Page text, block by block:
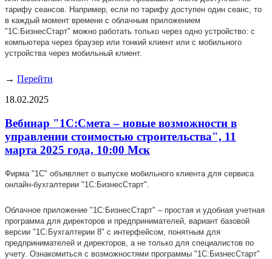
тарифу сеансов. Например, если по тарифу доступен один сеанс, то
в каждый момент времени с облачным приложением
"1С:БизнесСтарт" можно работать только через одно устройство: с
компьютера через браузер или тонкий клиент или с мобильного
устройства через мобильный клиент.
→ Перейти
18.02.2025
Вебинар "1С:Смета – новые возможности в
управлении стоимостью строительства", 11
марта 2025 года, 10:00 Мск
Фирма "1С" объявляет о выпуске мобильного клиента для сервиса
онлайн-бухгалтерии "1С:БизнесСтарт".
Облачное приложение "1С:БизнесСтарт" – простая и удобная учетная
программа для директоров и предпринимателей, вариант базовой
версии "1С:Бухгалтерии 8" с интерфейсом, понятным для
предпринимателей и директоров, а не только для специалистов по
учету. Ознакомиться с возможностями программы "1С:БизнесСтарт"